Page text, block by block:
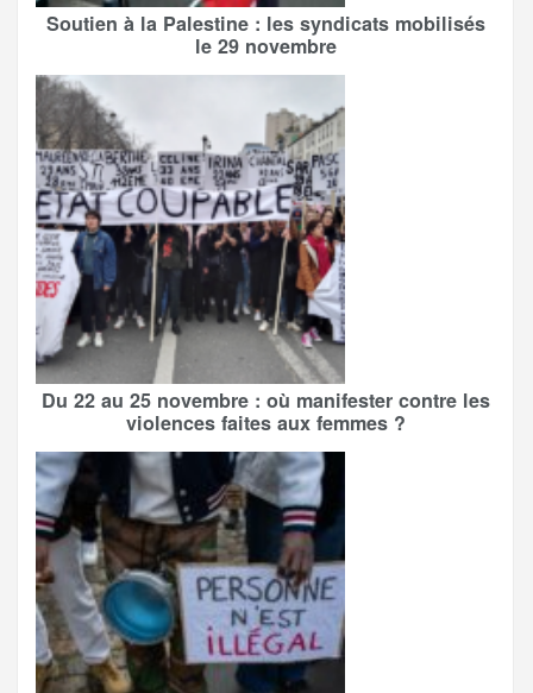
Soutien à la Palestine : les syndicats mobilisés
le 29 novembre
Du 22 au 25 novembre : où manifester contre les
violences faites aux femmes ?